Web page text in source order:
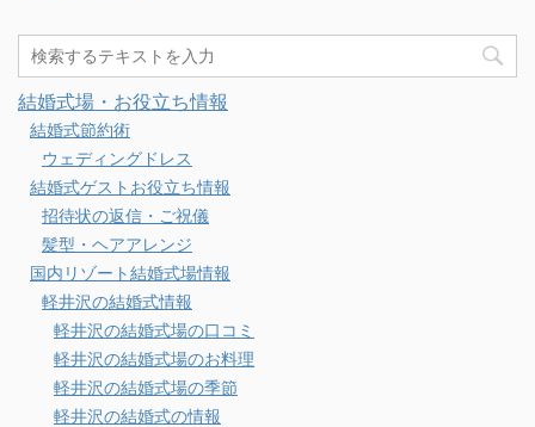
結婚式場・お役立ち情報
結婚式節約術
ウェディングドレス
結婚式ゲストお役立ち情報
招待状の返信・ご祝儀
髪型・ヘアアレンジ
国内リゾート結婚式場情報
軽井沢の結婚式情報
軽井沢の結婚式場の口コミ
軽井沢の結婚式場のお料理
軽井沢の結婚式場の季節
軽井沢の結婚式の情報